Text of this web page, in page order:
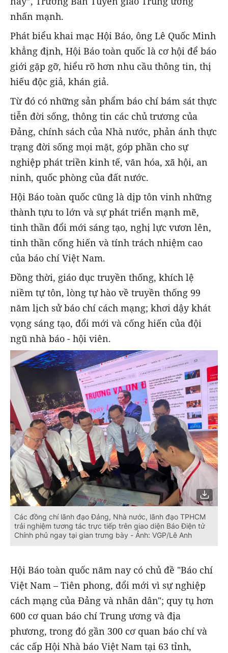
nhấn mạnh.
Phát biểu khai mạc Hội Báo, ông Lê Quốc Minh
khẳng định, Hội Báo toàn quốc là cơ hội để báo
giới gặp gỡ, hiểu rõ hơn nhu cầu thông tin, thị
hiếu độc giả, khán giả.
Từ đó có những sản phẩm báo chí bám sát thực
tiễn đời sống, thông tin các chủ trương của
Đảng, chính sách của Nhà nước, phản ánh thực
trạng đời sống mọi mặt, góp phần cho sự
nghiệp phát triền kinh tế, văn hóa, xã hội, an
ninh, quốc phòng của đất nước.
Hội Báo toàn quốc cũng là dịp tôn vinh những
thành tựu to lớn và sự phát triển mạnh mẽ,
tinh thần đổi mới sáng tạo, nghị lực vươn lên,
tinh thần cống hiến và tính trách nhiệm cao
của báo chí Việt Nam.
Đồng thời, giáo dục truyền thống, khích lệ
niềm tự tôn, lòng tự hào về truyền thống 99
năm lịch sử báo chí cách mạng; khơi dậy khát
vọng sáng tạo, đổi mới và cống hiến của đội
ngũ nhà báo - hội viên.
Các đồng chí lãnh đạo Đảng, Nhà nước, lãnh đạo TPHCM
trải nghiệm tương tác trực tiếp trên giao diện Báo Điện tử
Chính phủ ngay tại gian trưng bày - Ảnh: VGP/Lê Anh
Hội Báo toàn quốc năm nay có chủ đề "Báo chí
Việt Nam – Tiên phong, đổi mới vì sự nghiệp
cách mạng của Đảng và nhân dân"; quy tụ hơn
600 cơ quan báo chí Trung ương và địa
phương, trong đó gần 300 cơ quan báo chí và
các cấp Hội Nhà báo Việt Nam tại 63 tỉnh,